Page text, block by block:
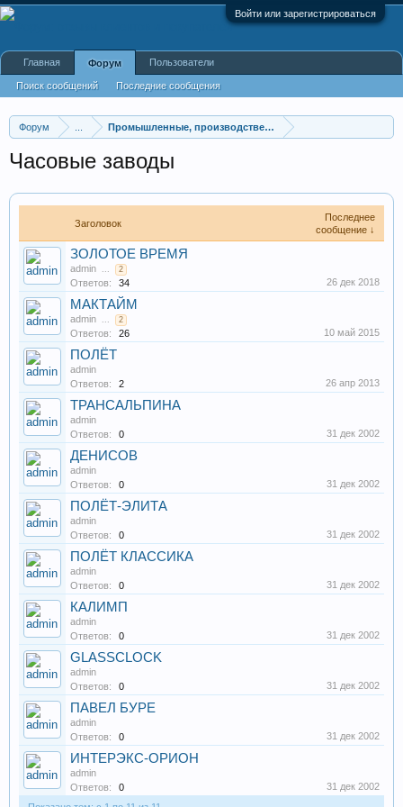
Войти или зарегистрироваться
Форум Промышленные, производственные и перерабатывающие
Часовые заводы
Заголовок
Последнее
сообщение ↓
ЗОЛОТОЕ ВРЕМЯ
admin ... 2
Ответов: 34 26 дек 2018
МАКТАЙМ
admin ... 2
Ответов: 26 10 май 2015
ПОЛЁТ
admin
Ответов:
2 26 апр 2013
ТРАНСАЛЬПИНА
admin
Ответов:
0 31 дек 2002
ДЕНИСОВ
admin
Ответов:
0 31 дек 2002
ПОЛЁТ-ЭЛИТА
admin
Ответов:
0 31 дек 2002
ПОЛЁТ КЛАССИКА
admin
Ответов:
0 31 дек 2002
КАЛИМП
admin
Ответов:
0 31 дек 2002
GLASSCLOCK
admin
Ответов:
0 31 дек 2002
ПАВЕЛ БУРЕ
admin
Ответов:
0 31 дек 2002
ИНТЕРЭКС-ОРИОН
admin
Ответов:
0
31 дек 2002
Главная Форум
Поиск сообщений Последние сообщения
Пользователи